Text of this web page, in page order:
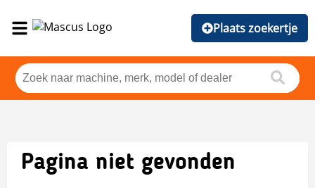
Plaats zoekertje
Pagina niet gevonden